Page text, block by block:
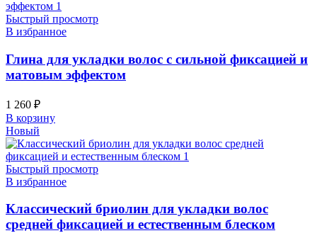
Быстрый просмотр
В избранное
Глина для укладки волос с сильной фиксацией и
матовым эффектом
1 260 ₽
В корзину
Новый
Быстрый просмотр
В избранное
Классический бриолин для укладки волос
средней фиксацией и естественным блеском